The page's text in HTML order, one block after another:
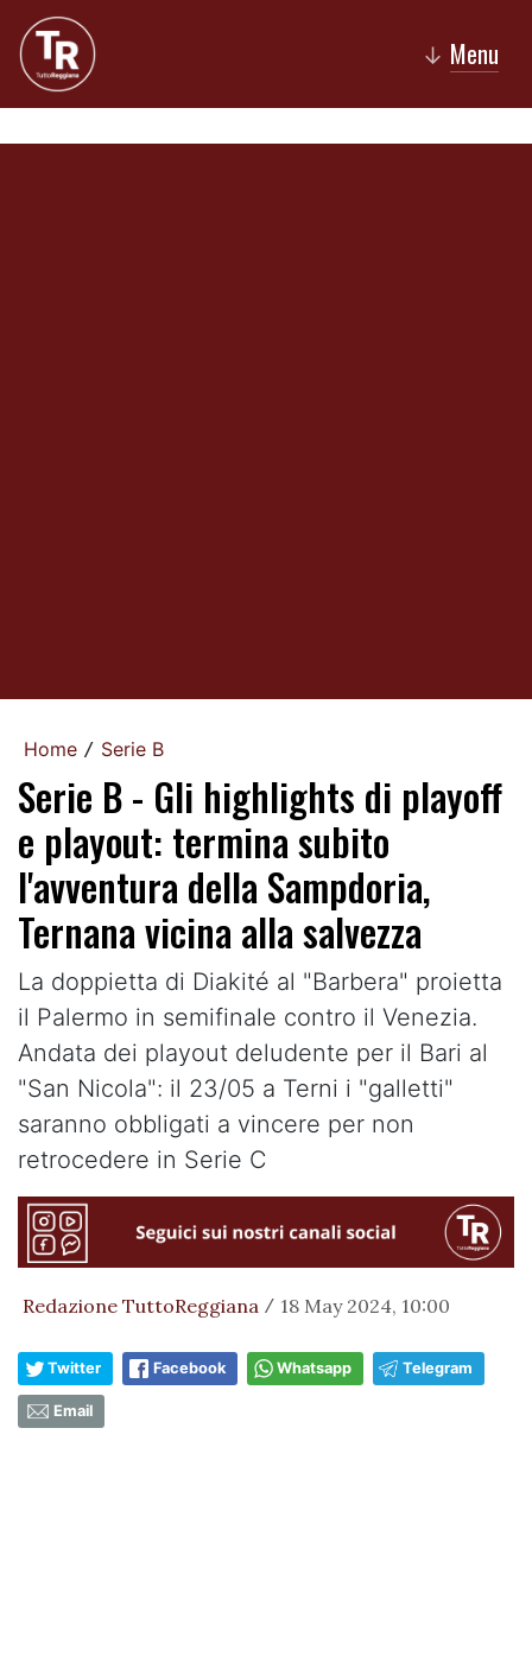
↓ Menu
Home / Serie B
Serie B - Gli highlights di playoff
e playout: termina subito
l'avventura della Sampdoria,
Ternana vicina alla salvezza
La doppietta di Diakité al "Barbera" proietta
il Palermo in semifinale contro il Venezia.
Andata dei playout deludente per il Bari al
"San Nicola": il 23/05 a Terni i "galletti"
saranno obbligati a vincere per non
retrocedere in Serie C
Redazione TuttoReggiana / 18 May 2024, 10:00
Twitter Facebook Whatsapp Telegram
Email